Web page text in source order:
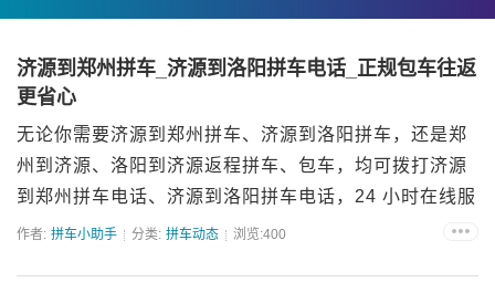
济源到郑州拼车_济源到洛阳拼车电话_正规包车往返
更省心
无论你需要济源到郑州拼车、济源到洛阳拼车，还是郑
州到济源、洛阳到济源返程拼车、包车，均可拨打济源
到郑州拼车电话、济源到洛阳拼车电话，24 小时在线服
务！诚信网约车队坚持 “诚信为本、服务至上”，以正规
作者: 拼车小助手 分类: 拼车动态 浏览:400